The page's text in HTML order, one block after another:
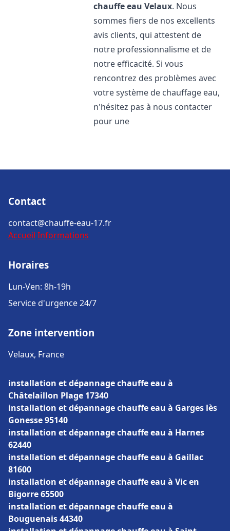
chauffe eau Velaux. Nous
sommes fiers de nos excellents
avis clients, qui attestent de
notre professionnalisme et de
notre efficacité. Si vous
rencontrez des problèmes avec
votre système de chauffage eau,
n'hésitez pas à nous contacter
pour une
Contact
contact@chauffe-eau-17.fr
Accueil Informations
Horaires
Lun-Ven: 8h-19h
Service d'urgence 24/7
Zone intervention
Velaux, France
installation et dépannage chauffe eau à
Châtelaillon Plage 17340
installation et dépannage chauffe eau à Garges lès
Gonesse 95140
installation et dépannage chauffe eau à Harnes
62440
installation et dépannage chauffe eau à Gaillac
81600
installation et dépannage chauffe eau à Vic en
Bigorre 65500
installation et dépannage chauffe eau à
Bouguenais 44340